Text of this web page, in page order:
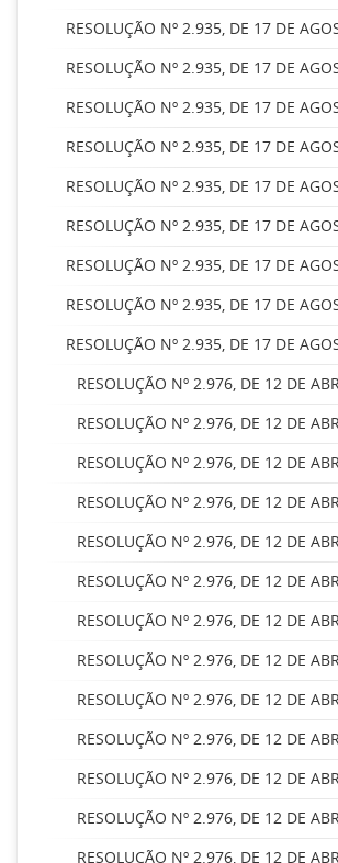
RESOLUÇÃO Nº 2.935, DE 17 DE
RESOLUÇÃO Nº 2.935, DE 17 DE
RESOLUÇÃO Nº 2.935, DE 17 DE
RESOLUÇÃO Nº 2.935, DE 17 DE
RESOLUÇÃO Nº 2.935, DE 17 DE
RESOLUÇÃO Nº 2.935, DE 17 DE
RESOLUÇÃO Nº 2.935, DE 17 DE
RESOLUÇÃO Nº 2.935, DE 17 DE
RESOLUÇÃO Nº 2.935, DE 17 DE
RESOLUÇÃO Nº 2.976, DE 12 DE
RESOLUÇÃO Nº 2.976, DE 12 DE
RESOLUÇÃO Nº 2.976, DE 12 DE
RESOLUÇÃO Nº 2.976, DE 12 DE
RESOLUÇÃO Nº 2.976, DE 12 DE
RESOLUÇÃO Nº 2.976, DE 12 DE
RESOLUÇÃO Nº 2.976, DE 12 DE
RESOLUÇÃO Nº 2.976, DE 12 DE
RESOLUÇÃO Nº 2.976, DE 12 DE
RESOLUÇÃO Nº 2.976, DE 12 DE
RESOLUÇÃO Nº 2.976, DE 12 DE
RESOLUÇÃO Nº 2.976, DE 12 DE
RESOLUÇÃO Nº 2.976, DE 12 DE